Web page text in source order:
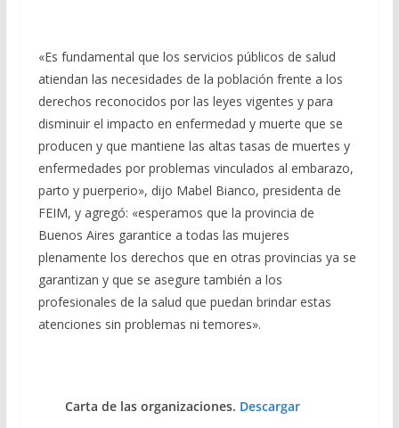
«Es fundamental que los servicios públicos de salud
atiendan las necesidades de la población frente a los
derechos reconocidos por las leyes vigentes y para
disminuir el impacto en enfermedad y muerte que se
producen y que mantiene las altas tasas de muertes y
enfermedades por problemas vinculados al embarazo,
parto y puerperio», dijo Mabel Bianco, presidenta de
FEIM, y agregó: «esperamos que la provincia de
Buenos Aires garantice a todas las mujeres
plenamente los derechos que en otras provincias ya se
garantizan y que se asegure también a los
profesionales de la salud que puedan brindar estas
atenciones sin problemas ni temores».
Carta de las organizaciones. Descargar